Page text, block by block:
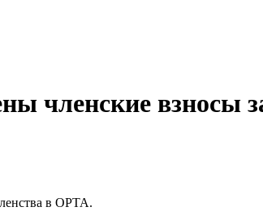
членские взносы
в ОРТА.